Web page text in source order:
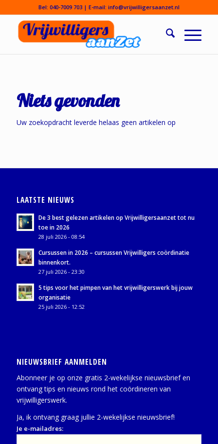
Bel: 040-7009 703| E-mail: info@vrijwilligersaanzet.nl
Niets gevonden
Uw zoekopdracht leverde helaas geen artikelen op
LAATSTE NIEUWS
De 3 best gelezen artikelen op Vrijwilligersaanzet tot nu
toe in 2026
28 juli 2026 - 08:54
Cursussen in 2026 – cursussen Vrijwilligers coördinatie
binnenkort.
27 juli 2026 - 23:30
5 tips voor het pimpen van het vrijwilligerswerk bij jouw
organisatie
25 juli 2026 - 12:52
NIEUWSBRIEF AANMELDEN
Abonneer je op onze gratis 2-wekelijkse nieuwsbrief en
ontvang tips en nieuws rond het coördineren van
vrijwilligerswerk.
Ja, ik ontvang graag jullie 2-wekelijkse nieuwsbrief!
Je e-mailadres: